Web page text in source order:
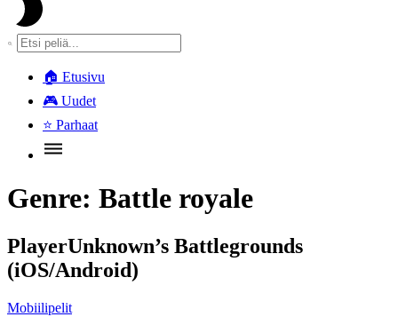
🏠 Etusivu
🎮 Uudet
⭐ Parhaat
Genre: Battle royale
PlayerUnknown’s Battlegrounds
(iOS/Android)
Mobiilipelit